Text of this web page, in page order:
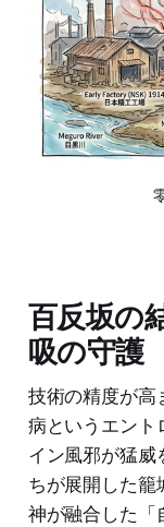
百反坂の
吸の守護
技術の精度が高
病というエント
イン風邪が猛威
ちが展開した籠
神が融合した「